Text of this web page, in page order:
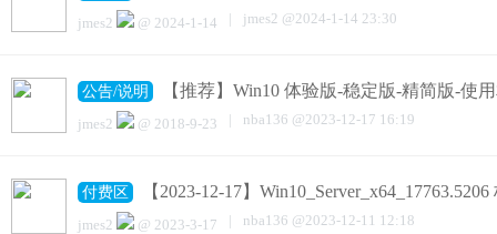
jmes2 @ 2024-1-14 | jmes2 @2024-1-14 23:30
公告/说明 【推荐】Win10 体验版-稳定版-精简版-使
jmes2 @ 2018-9-23 | nba136 @2023-12-17 16:19
付费区 【2023-12-17】
jmes2 @ 2023-3-17 | nba136 @2023-12-11 12:18